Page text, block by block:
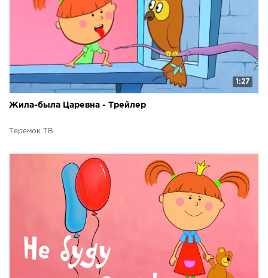
1:27
Жила-была Царевна - Трейлер
Теремок ТВ